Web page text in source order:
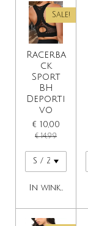
Sale!
Racerba
ck
Sport
BH
Deporti
vo
€ 10,00
€ 14,99
In